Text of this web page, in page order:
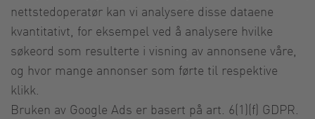
nettstedoperatør kan vi analysere disse dataene
kvantitativt, for eksempel ved å analysere hvilke
søkeord som resulterte i visning av annonsene våre,
og hvor mange annonser som førte til respektive
klikk.
Bruken av Google Ads er basert på art. 6(1)(f) GDPR.